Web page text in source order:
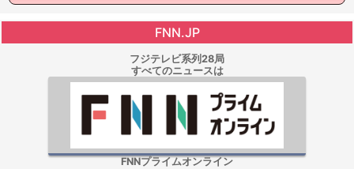
FNN.JP
フジテレビ系列28局
すべてのニュースは
FNNプライムオンライン